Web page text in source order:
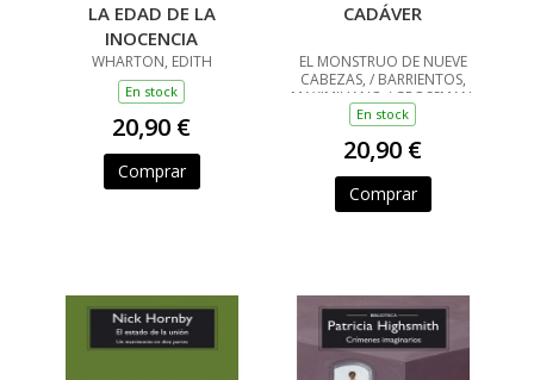
LA EDAD DE LA
INOCENCIA
WHARTON, EDITH
En stock
20,90 €
Comprar
CADÁVER
EL MONSTRUO DE NUEVE
CABEZAS, / BARRIENTOS,
MAXIMILIANO / GROSSMAN,
LUCILA / ANCIRA, LOLA /
RIVERO, GIOVANNA /
BARRAGÁN, LUIS CARLOS /
REYES, KAREN A
En stock
20,90 €
Comprar